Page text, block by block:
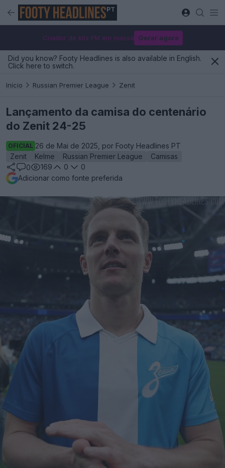
PT
Criador de kits FM em massa Gerar agora
Did you know? Footy Headlines is also available in English.
Click here to switch.
Início Russian Premier League Zenit
Lançamento da camisa do centenário
do Zenit 24-25
OFICIAL 26 de Mai de 2025, por Footy Headlines PT
Zenit
Kelme Russian Premier League
Camisas
0
169 0
0
Adicionar como fonte preferida